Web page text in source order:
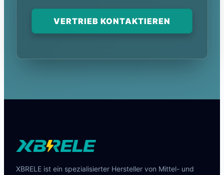
VERTRIEB KONTAKTIEREN
XBRELE ist ein spezialisierter Hersteller von Mittel- und